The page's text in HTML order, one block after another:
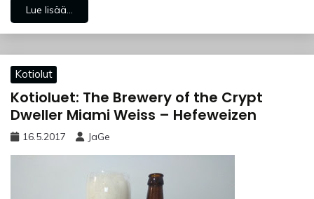
Lue lisää...
Kotiolut
Kotioluet: The Brewery of the Crypt
Dweller Miami Weiss – Hefeweizen
16.5.2017 JaGe